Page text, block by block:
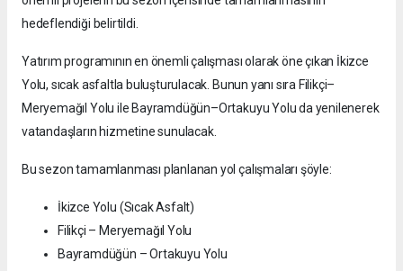
hedeflendiği belirtildi.
Yatırım programının en önemli çalışması olarak öne çıkan İkizce
Yolu, sıcak asfaltla buluşturulacak. Bunun yanı sıra Filikçi–
Meryemağıl Yolu ile Bayramdüğün–Ortakuyu Yolu da yenilenerek
vatandaşların hizmetine sunulacak.
Bu sezon tamamlanması planlanan yol çalışmaları şöyle:
İkizce Yolu (Sıcak Asfalt)
Filikçi – Meryemağıl Yolu
Bayramdüğün – Ortakuyu Yolu